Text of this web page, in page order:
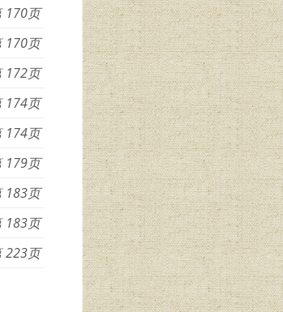
170
170
172
174
174
179
183
183
223